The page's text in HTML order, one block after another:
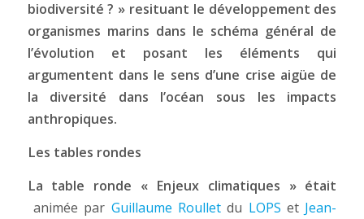
biodiversité ? » resituant le développement des
organismes marins dans le schéma général de
l’évolution et posant les éléments qui
argumentent dans le sens d’une crise aigüe de
la diversité dans l’océan sous les impacts
anthropiques.
Les tables rondes
La table ronde « Enjeux climatiques » était
animée par Guillaume Roullet du LOPS et Jean-